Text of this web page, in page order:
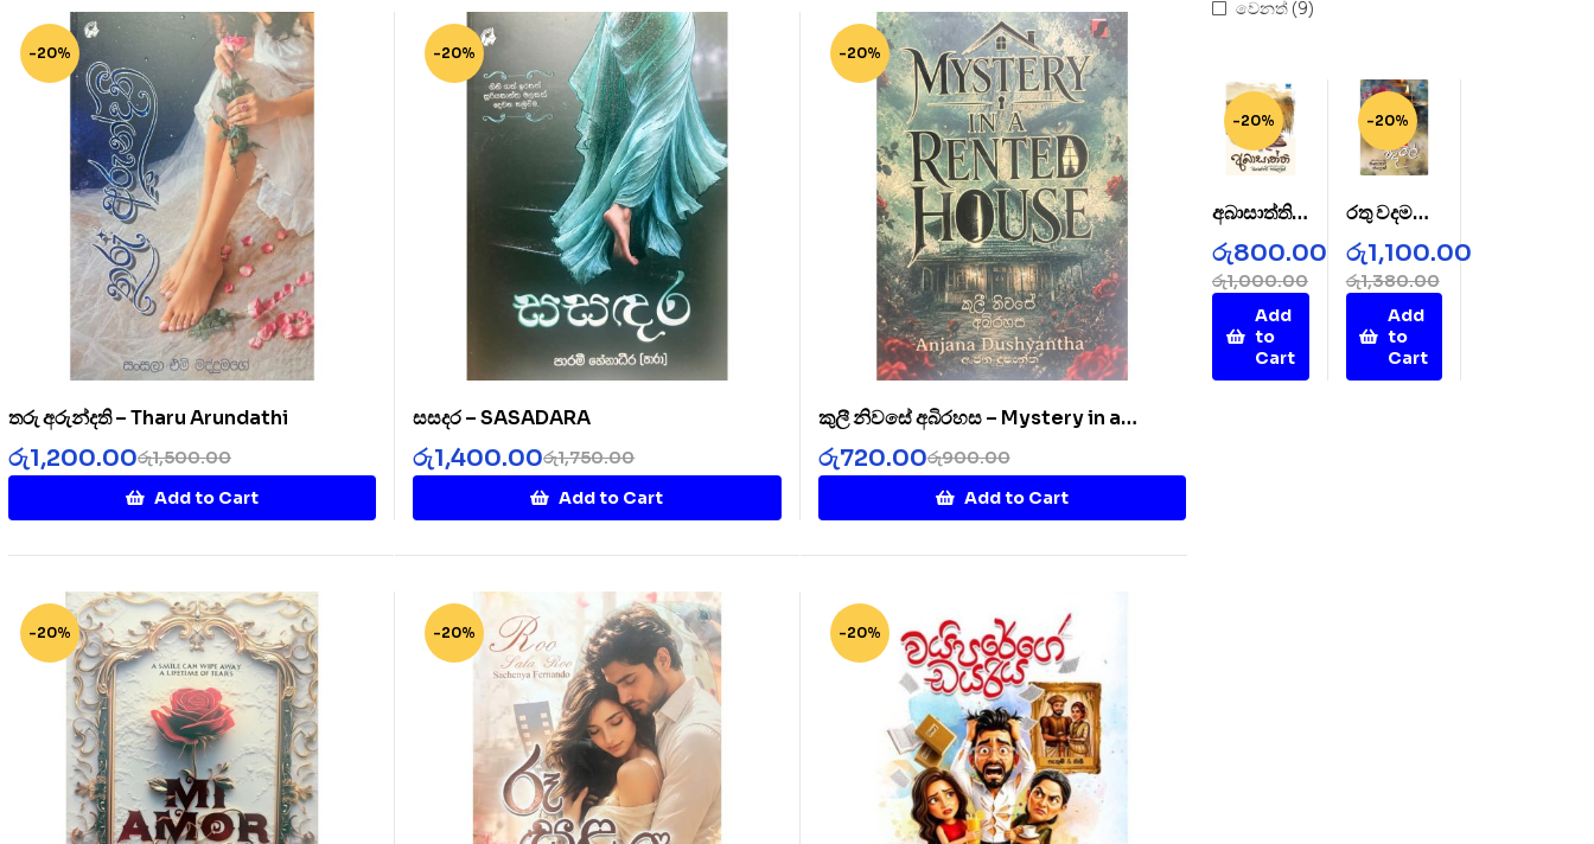
-20%
තරු අරුන්දති – Tharu Arundathi
රු1,500.00
රු1,200.00
Add to Cart
-20%
සසදර – SASADARA
රු1,750.00
රු1,400.00
Add to Cart
-20%
කුලී නිවසේ අබිරහස – Mystery in a
Rented House
රු900.00
රු720.00
Add to Cart
-20% -20% -20%
වෙනත් (9)
-20%
අබාසාත්ති –
AbaSatht
hi
රු1,000.00
රු800.00
Add
to
Cart
-20%
රතු වදමල් –
Rathu
Wada
Mal
රු1,380.00
රු1,100.00
Add
to
Cart